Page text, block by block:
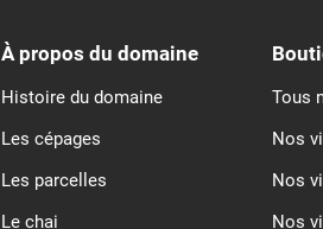
À propos du domaine
Histoire du domaine
Les cépages
Les parcelles
Le chai
Tous
Nos
Nos
Nos